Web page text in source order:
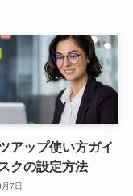
アップ使い方ガイ
クの設定方法
7日